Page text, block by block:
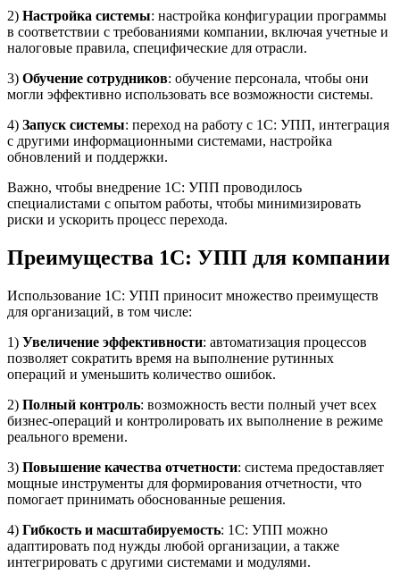
2) Настройка системы: настройка конфигурации программы
в соответствии с требованиями компании, включая учетные и
налоговые правила, специфические для отрасли.
3) Обучение сотрудников: обучение персонала, чтобы они
могли эффективно использовать все возможности системы.
4) Запуск системы: переход на работу с 1С: УПП, интеграция
с другими информационными системами, настройка
обновлений и поддержки.
Важно, чтобы внедрение 1С: УПП проводилось
специалистами с опытом работы, чтобы минимизировать
риски и ускорить процесс перехода.
Преимущества 1С: УПП для компании
Использование 1С: УПП приносит множество преимуществ
для организаций, в том числе:
1) Увеличение эффективности: автоматизация процессов
позволяет сократить время на выполнение рутинных
операций и уменьшить количество ошибок.
2) Полный контроль: возможность вести полный учет всех
бизнес-операций и контролировать их выполнение в режиме
реального времени.
3) Повышение качества отчетности: система предоставляет
мощные инструменты для формирования отчетности, что
помогает принимать обоснованные решения.
4) Гибкость и масштабируемость: 1С: УПП можно
адаптировать под нужды любой организации, а также
интегрировать с другими системами и модулями.